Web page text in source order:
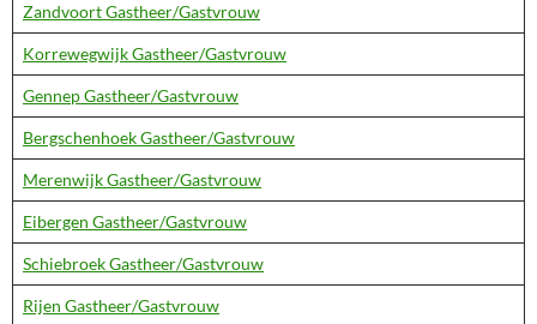
Zandvoort Gastheer/Gastvrouw
Korrewegwijk Gastheer/Gastvrouw
Gennep Gastheer/Gastvrouw
Bergschenhoek Gastheer/Gastvrouw
Merenwijk Gastheer/Gastvrouw
Eibergen Gastheer/Gastvrouw
Schiebroek Gastheer/Gastvrouw
Rijen Gastheer/Gastvrouw